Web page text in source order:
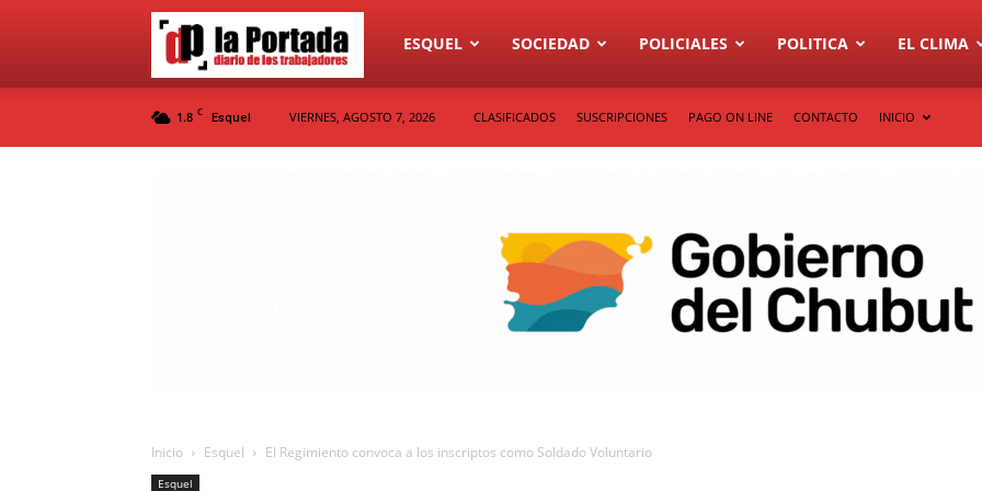
Diario
La
ESQUEL SOCIEDAD POLICIALES POLITICA EL CLIMA
1.8 C Esquel VIERNES, AGOSTO 7, 2026 CLASIFICADOS SUSCRIPCIONES PAGO ON LINE CONTACTO INICIO
Inicio Esquel El Regimiento convoca a los inscriptos como Soldado Voluntario
Esquel